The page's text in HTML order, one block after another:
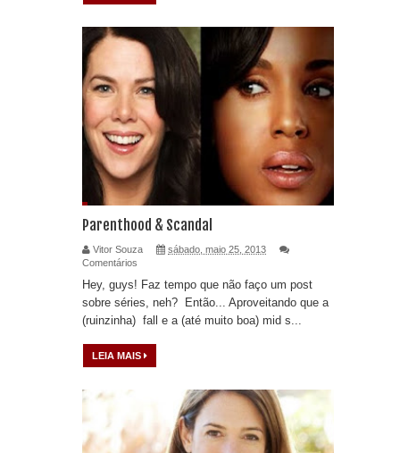
Parenthood & Scandal
Vitor Souza
sábado, maio 25, 2013
Comentários
Hey, guys! Faz tempo que não faço um post
sobre séries, neh? Então... Aproveitando que a
(ruinzinha) fall e a (até muito boa) mid s...
LEIA MAIS